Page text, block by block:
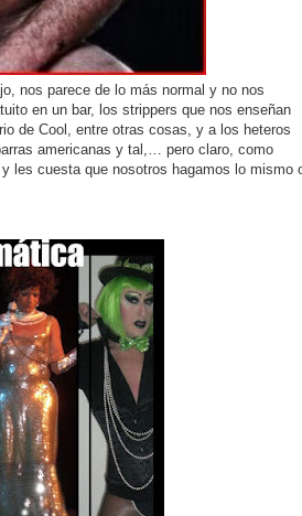
nos parece de lo más normal y no nos
en un bar, los strippers que nos enseñan
de Cool, entre otras cosas, y a los heteros
americanas y tal,… pero claro, como
les cuesta que nosotros hagamos lo mismo